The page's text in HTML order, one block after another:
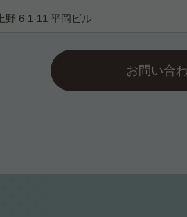
野 6-1-11 平岡ビル
お問い合